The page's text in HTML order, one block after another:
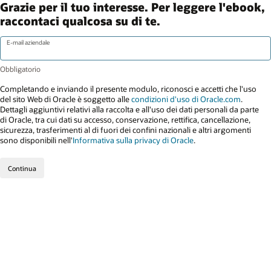
Grazie per il tuo interesse. Per leggere l'ebook,
raccontaci qualcosa su di te.
E-mail aziendale
Completando e inviando il presente modulo, riconosci e accetti che l'uso
del sito Web di Oracle è soggetto allecondizioni d'uso di Oracle.com.
Dettagli aggiuntivi relativi alla raccolta e all'uso dei dati personali da parte
di Oracle, tra cui dati su accesso, conservazione, rettifica, cancellazione,
sicurezza, trasferimenti al di fuori dei confini nazionali e altri argomenti
sono disponibili nell'Informativa sulla privacy di Oracle.
Continua